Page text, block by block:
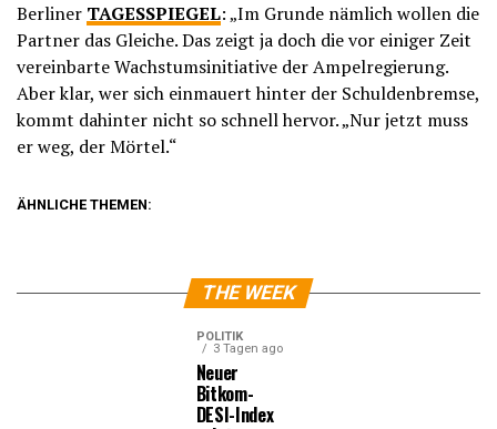
Berliner TAGESSPIEGEL: „Im Grunde nämlich wollen die
Partner das Gleiche. Das zeigt ja doch die vor einiger Zeit
vereinbarte Wachstumsinitiative der Ampelregierung.
Aber klar, wer sich einmauert hinter der Schuldenbremse,
kommt dahinter nicht so schnell hervor. „Nur jetzt muss
er weg, der Mörtel.“
ÄHNLICHE THEMEN:
THE WEEK
POLITIK
3 Tagen ago
Neuer
Bitkom-
DESI-Index